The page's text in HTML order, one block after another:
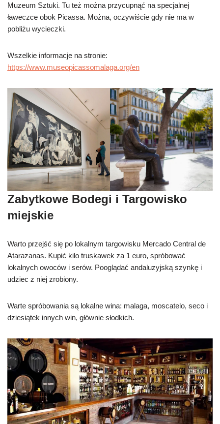
Muzeum Sztuki. Tu też można przycupnąć na specjalnej
ławeczce obok Picassa. Można, oczywiście gdy nie ma w
pobliżu wycieczki.
Wszelkie informacje na stronie:
https://www.museopicassomalaga.org/en
Zabytkowe Bodegi i Targowisko
miejskie
Warto przejść się po lokalnym targowisku Mercado Central de
Atarazanas. Kupić kilo truskawek za 1 euro, spróbować
lokalnych owoców i serów. Pooglądać andaluzyjską szynkę i
udziec z niej zrobiony.
Warte spróbowania są lokalne wina: malaga, moscatelo, seco i
dziesiątek innych win, głównie słodkich.